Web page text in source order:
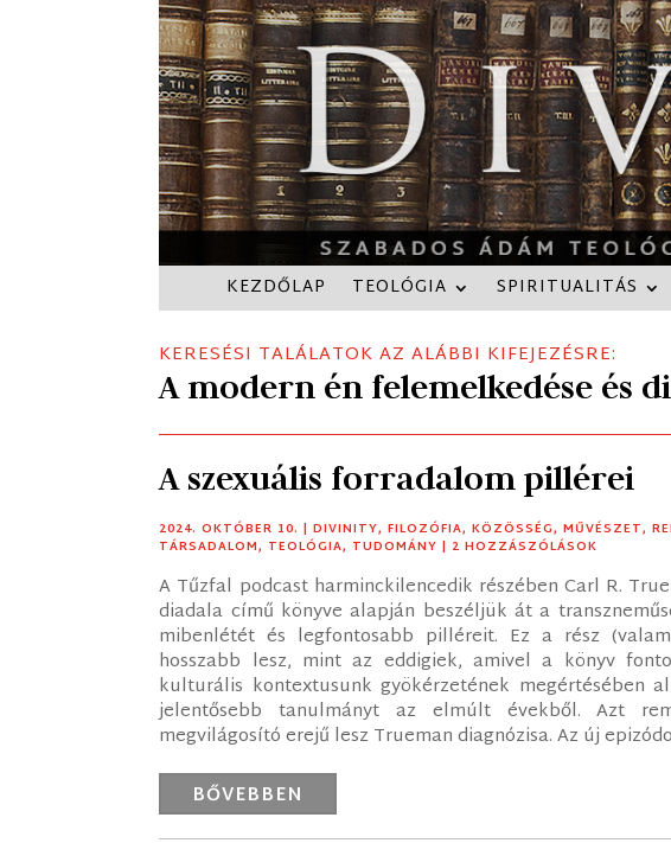
KEZDŐLAP TEOLÓGIA SPIRITUALITÁS
KERESÉSI TALÁLATOK AZ ALÁBBI KIFEJEZÉSRE:
A modern én felemelkedése és
A szexuális forradalom pillérei
2024. OKTÓBER 10. |DIVINITY,FILOZÓFIA,KÖZÖSSÉG,MŰVÉSZET,
TÁRSADALOM, TEOLÓGIA, TUDOMÁNY | 2 HOZZÁSZÓLÁSOK
A Tűzfal podcast harminckilencedik részében Carl R.
diadala című könyve alapján beszéljük át a
mibenlétét és legfontosabb pilléreit. Ez a rész
hosszabb lesz, mint az eddigiek, amivel a könyv
kulturális kontextusunk gyökérzetének megértésében
jelentősebb tanulmányt az elmúlt évekből. Azt
megvilágosító erejű lesz Trueman diagnózisa. Az új
BŐVEBBEN